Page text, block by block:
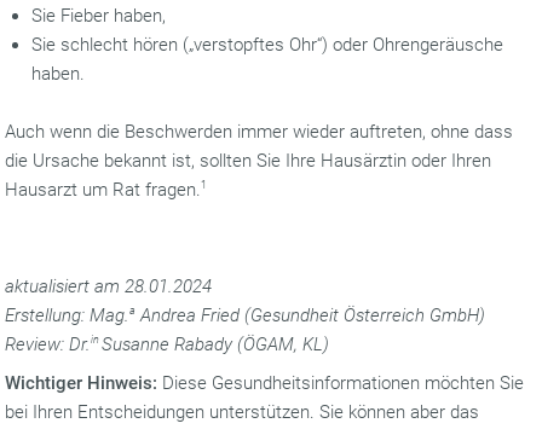
Sie Fieber haben,
Sie schlecht hören („verstopftes Ohr“) oder Ohrengeräusche
haben.
Auch wenn die Beschwerden immer wieder auftreten, ohne dass
die Ursache bekannt ist, sollten Sie Ihre Hausärztin oder Ihren
Hausarzt um Rat fragen.1
aktualisiert am 28.01.2024
Erstellung: Mag.a Andrea Fried (Gesundheit Österreich GmbH)
Review: Dr.in Susanne Rabady (ÖGAM, KL)
Wichtiger Hinweis: Diese Gesundheitsinformationen möchten Sie
bei Ihren Entscheidungen unterstützen. Sie können aber das